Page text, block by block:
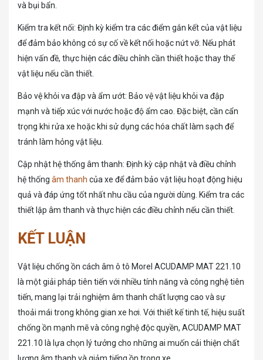
và bụi bẩn.
Kiểm tra kết nối: Định kỳ kiểm tra các điểm gắn kết của vật liệu
để đảm bảo không có sự cố về kết nối hoặc nứt vỡ. Nếu phát
hiện vấn đề, thực hiện các điều chỉnh cần thiết hoặc thay thế
vật liệu nếu cần thiết.
Bảo vệ khỏi va đập và ẩm ướt: Bảo vệ vật liệu khỏi va đập
mạnh và tiếp xúc với nước hoặc độ ẩm cao. Đặc biệt, cần cẩn
trọng khi rửa xe hoặc khi sử dụng các hóa chất làm sạch để
tránh làm hỏng vật liệu.
Cập nhật hệ thống âm thanh: Định kỳ cập nhật và điều chỉnh
hệ thống âm thanh của xe để đảm bảo vật liệu hoạt động hiệu
quả và đáp ứng tốt nhất nhu cầu của người dùng. Kiểm tra các
thiết lập âm thanh và thực hiện các điều chỉnh nếu cần thiết.
KẾT LUẬN
Vật liệu chống ồn cách âm ô tô Morel ACUDAMP MAT 221.10
là một giải pháp tiên tiến với nhiều tính năng và công nghệ tiên
tiến, mang lại trải nghiệm âm thanh chất lượng cao và sự
thoải mái trong không gian xe hơi. Với thiết kế tinh tế, hiệu suất
chống ồn mạnh mẽ và công nghệ độc quyền, ACUDAMP MAT
221.10 là lựa chọn lý tưởng cho những ai muốn cải thiện chất
lượng âm thanh và giảm tiếng ồn trong xe.